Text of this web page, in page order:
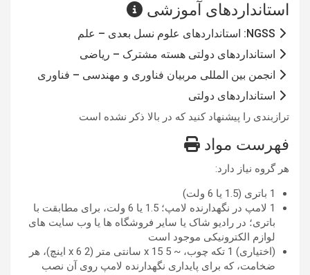
استانداردهای آموزشی
NGSS: استانداردهای علوم نسل بعدی – علم
استانداردهای دولتی هسته مشترک – ریاضی
انجمن بین المللی مربیان فناوری و مهندسی – فناوری
استانداردهای دولتی
ترازبندی را پیشنهاد کنید که در بالا ذکر نشده است
فهرست مواد
هر گروه نیاز دارد:
1 باتری (1.5 یا 6 ولت)
1 لامپ در نگهدارنده لامپ؛ 1.5 یا 6 ولت، برای مطابقت با
باتری؛ در رادیو شاک یا سایر فروشگاه ها یا وب سایت های
لوازم الکترونیکی موجود است
(اختیاری) 1 تکه چوب، ~ 5 x 15 سانتی متر (2 x 6 اینچ)، هر
ضخامت، که برای پایداری نگهدارنده لامپ روی آن نصب